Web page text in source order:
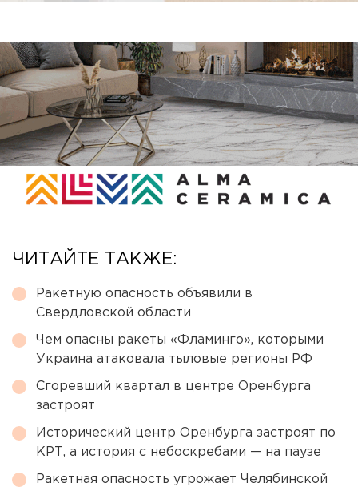
ЧИТАЙТЕ ТАКЖЕ:
Ракетную опасность объявили в
Свердловской области
Чем опасны ракеты «Фламинго», которыми
Украина атаковала тыловые регионы РФ
Сгоревший квартал в центре Оренбурга
застроят
Исторический центр Оренбурга застроят по
КРТ, а история с небоскребами — на паузе
Ракетная опасность угрожает Челябинской